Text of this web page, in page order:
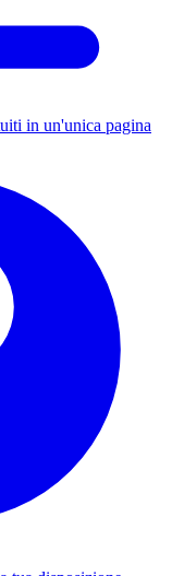
in un'unica pagina